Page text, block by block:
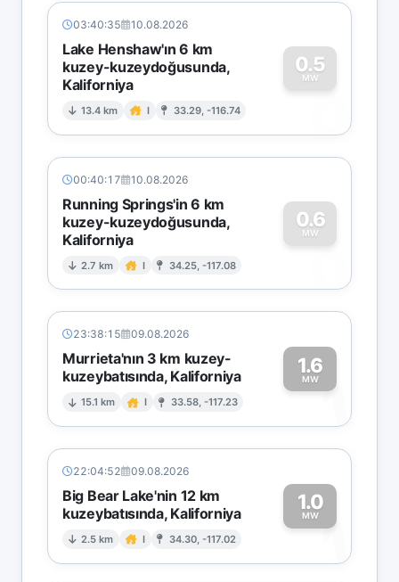
03:40:35 10.08.2026
Lake Henshaw'ın 6 km
kuzey-kuzeydoğusunda,
Kaliforniya
13.4 km I 33.29, -116.74
0.5
MW
0
00:40:17 10.08.2026
Running Springs'in 6 km
kuzey-kuzeydoğusunda,
Kaliforniya
2.7 km I 34.25, -117.08
0.6
MW
0
23:38:15 09.08.2026
Murrieta'nın 3 km kuzey-
kuzeybatısında, Kaliforniya
15.1 km I 33.58, -117.23
1.6
MW1
22:04:52 09.08.2026
Big Bear Lake'nin 12 km
kuzeybatısında, Kaliforniya
2.5 km I 34.30, -117.02
1.0
MW1